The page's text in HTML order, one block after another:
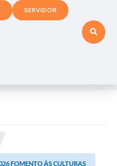
SERVIDOR
FOMENTO ÀS CULTURAS